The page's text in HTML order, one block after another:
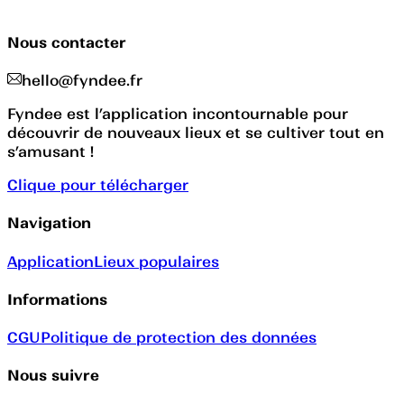
Nous contacter
hello@fyndee.fr
Fyndee est l’application incontournable pour
découvrir de nouveaux lieux et se cultiver tout en
s’amusant !
Clique pour télécharger
Navigation
ApplicationLieux populaires
Informations
CGUPolitique de protection des données
Nous suivre